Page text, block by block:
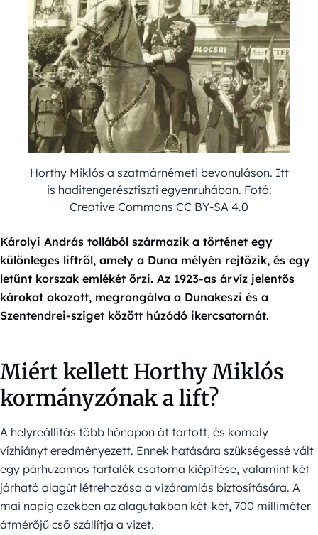
Horthy Miklós a szatmárnémeti bevonuláson. Itt
is haditengerésztiszti egyenruhában. Fotó:
Creative Commons CC BY-SA 4.0
Károlyi András tollából származik a történet egy
különleges liftről, amely a Duna mélyén rejtőzik, és egy
letűnt korszak emlékét őrzi. Az 1923-as árvíz jelentős
károkat okozott, megrongálva a Dunakeszi és a
Szentendrei-sziget között húzódó ikercsatornát.
Miért kellett Horthy Miklós
kormányzónak a lift?
A helyreállítás több hónapon át tartott, és komoly
vízhiányt eredményezett. Ennek hatására szükségessé vált
egy párhuzamos tartalék csatorna kiépítése, valamint két
járható alagút létrehozása a vízáramlás biztosítására. A
mai napig ezekben az alagutakban két-két, 700 milliméter
átmérőjű cső szállítja a vizet.